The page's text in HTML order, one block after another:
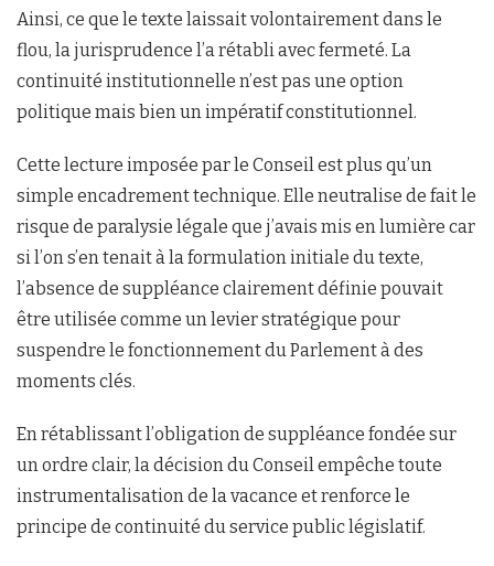
Ainsi, ce que le texte laissait volontairement dans le
flou, la jurisprudence l’a rétabli avec fermeté. La
continuité institutionnelle n’est pas une option
politique mais bien un impératif constitutionnel.
Cette lecture imposée par le Conseil est plus qu’un
simple encadrement technique. Elle neutralise de fait le
risque de paralysie légale que j’avais mis en lumière car
si l’on s’en tenait à la formulation initiale du texte,
l’absence de suppléance clairement définie pouvait
être utilisée comme un levier stratégique pour
suspendre le fonctionnement du Parlement à des
moments clés.
En rétablissant l’obligation de suppléance fondée sur
un ordre clair, la décision du Conseil empêche toute
instrumentalisation de la vacance et renforce le
principe de continuité du service public législatif.